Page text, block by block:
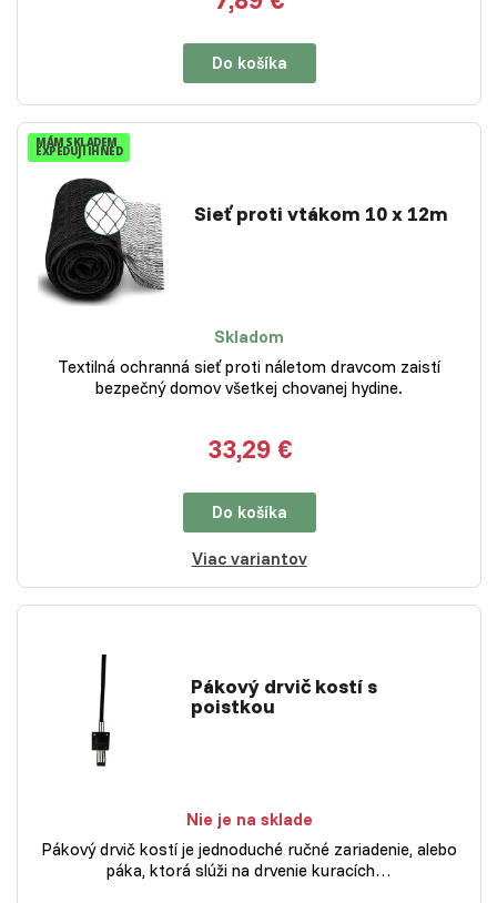
Do košíka
MÁM SKLADEM
EXPEDUJI IHNED
Sieť proti vtákom 10 x 12m
Skladom
Textilná ochranná sieť proti náletom dravcom zaistí
bezpečný domov všetkej chovanej hydine.
33,29 €
Do košíka
Viac variantov
Pákový drvič kostí s
poistkou
Nie je na sklade
Pákový drvič kostí je jednoduché ručné zariadenie, alebo
páka, ktorá slúži na drvenie kuracích…